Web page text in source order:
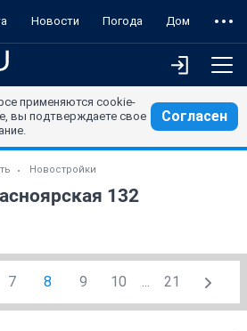
Новости Погода Дом
применяются cookie-
вы подтверждаете свое
Согласен
Новостройки
132
7 8 9 10 ... 21